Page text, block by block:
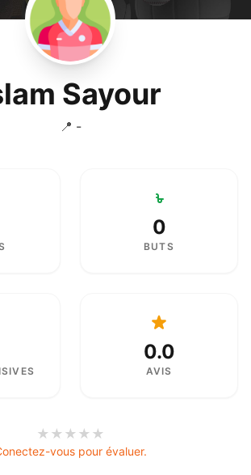
Sayour
📍 -
0
BUTS
0.0
AVIS
★ ★ ★ ★ ★
vous pour évaluer.